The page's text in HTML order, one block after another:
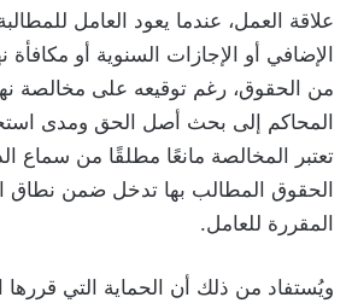
علاقة العمل، عندما يعود العامل
الإضافي أو الإجازات السنوية أو مكافأة
من الحقوق، رغم توقيعه على مخالصة
المحاكم إلى بحث أصل الحق ومدى
تعتبر المخالصة مانعًا مطلقًا من سماع
الحقوق المطالب بها تدخل ضمن نطاق
المقررة للعامل.
ويُستفاد من ذلك أن الحماية التي قررها